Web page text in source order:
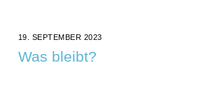
19. SEPTEMBER 2023
Was bleibt?